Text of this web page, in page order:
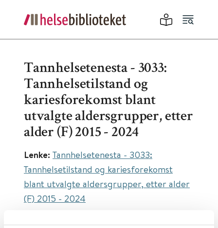
Tannhelsetenesta - 3033:
Tannhelsetilstand og
kariesforekomst blant
utvalgte aldersgrupper, etter
alder (F) 2015 - 2024
Lenke: Tannhelsetenesta - 3033:
Tannhelsetilstand og kariesforekomst
blant utvalgte aldersgrupper, etter alder
(F) 2015 - 2024